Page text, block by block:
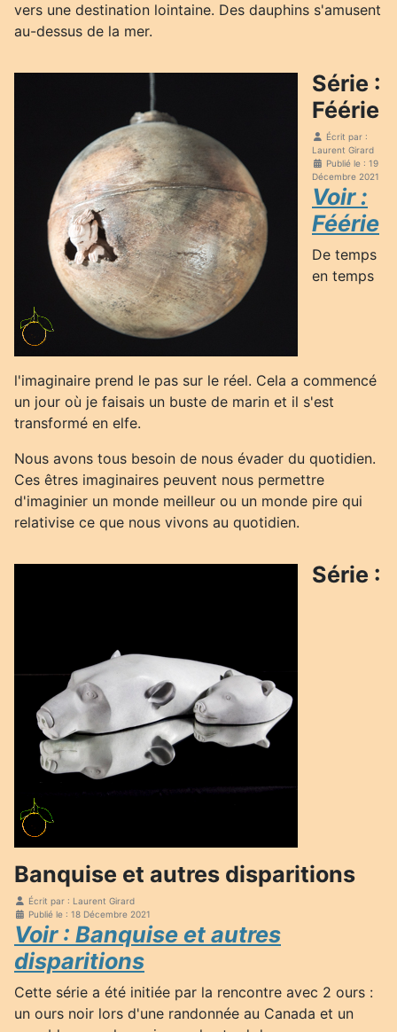
vers une destination lointaine. Des dauphins s'amusent
au-dessus de la mer.
Série :
Féérie
Écrit par :
Laurent Girard
Publié le : 19
Décembre 2021
Voir :
Féérie
De temps
en temps
l'imaginaire prend le pas sur le réel. Cela a commencé
un jour où je faisais un buste de marin et il s'est
transformé en elfe.
Nous avons tous besoin de nous évader du quotidien.
Ces êtres imaginaires peuvent nous permettre
d'imaginier un monde meilleur ou un monde pire qui
relativise ce que nous vivons au quotidien.
Série :
Banquise et autres disparitions
Écrit par : Laurent Girard
Publié le : 18 Décembre 2021
Voir : Banquise et autres
disparitions
Cette série a été initiée par la rencontre avec 2 ours :
un ours noir lors d'une randonnée au Canada et un